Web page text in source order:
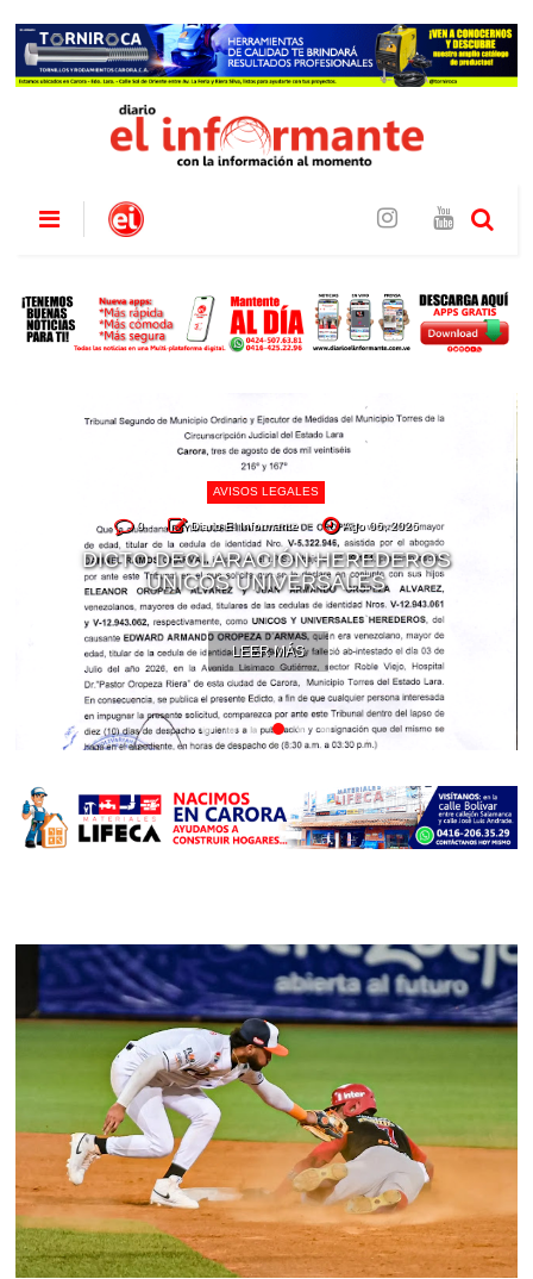
AVISOS LEGALES
0 Diario El Informante Ago 06, 2026
DICTO DECLARACIÓN HEREDEROS
ÚNICOS UNIVERSALES
LEER MÁS